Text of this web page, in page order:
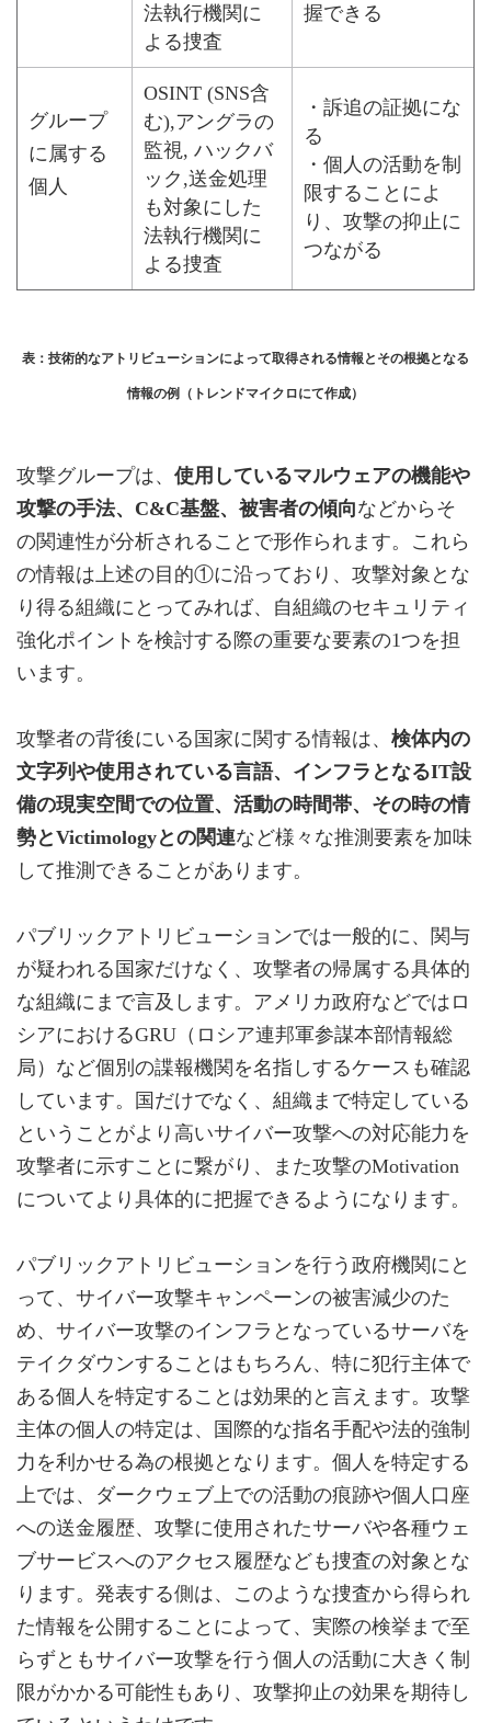
法執行機関に
よる捜査
握できる
グループ
に属する
個人
OSINT (SNS含
む),アングラの
監視, ハックバ
ック,送金処理
も対象にした
法執行機関に
よる捜査
・訴追の証拠にな
る
・個人の活動を制
限することによ
り、攻撃の抑止に
つながる
表：技術的なアトリビューションによって取得される情報とその根拠となる
情報の例（トレンドマイクロにて作成）
攻撃グループは、 使用しているマルウェアの機能や
攻撃の手法、C&C基盤、被害者の傾向などからそ
の関連性が分析されることで形作られます。これら
の情報は上述の目的①に沿っており、攻撃対象とな
り得る組織にとってみれば、自組織のセキュリティ
強化ポイントを検討する際の重要な要素の1つを担
います。
攻撃者の背後にいる国家に関する情報は、 検体内の
文字列や使用されている言語、インフラとなるIT設
備の現実空間での位置、活動の時間帯、その時の情
勢とVictimologyとの関連など様々な推測要素を加味
して推測できることがあります。
パブリックアトリビューションでは一般的に、関与
が疑われる国家だけなく、攻撃者の帰属する具体的
な組織にまで言及します。アメリカ政府などではロ
シアにおけるGRU（ロシア連邦軍参謀本部情報総
局）など個別の諜報機関を名指しするケースも確認
しています。国だけでなく、組織まで特定している
ということがより高いサイバー攻撃への対応能力を
攻撃者に示すことに繋がり、また攻撃のMotivation
についてより具体的に把握できるようになります。
パブリックアトリビューションを行う政府機関にと
って、サイバー攻撃キャンペーンの被害減少のた
め、サイバー攻撃のインフラとなっているサーバを
テイクダウンすることはもちろん、特に犯行主体で
ある個人を特定することは効果的と言えます。攻撃
主体の個人の特定は、国際的な指名手配や法的強制
力を利かせる為の根拠となります。個人を特定する
上では、ダークウェブ上での活動の痕跡や個人口座
への送金履歴、攻撃に使用されたサーバや各種ウェ
ブサービスへのアクセス履歴なども捜査の対象とな
ります。発表する側は、このような捜査から得られ
た情報を公開することによって、実際の検挙まで至
らずともサイバー攻撃を行う個人の活動に大きく制
限がかかる可能性もあり、攻撃抑止の効果を期待し